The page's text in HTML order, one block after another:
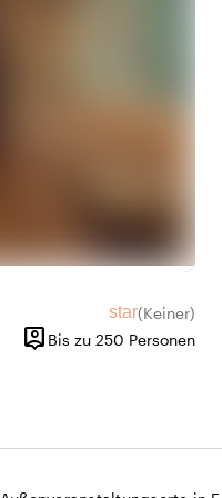
star(Keiner)
Keine
person_pin
Kapazität
Bis zu 250 Personen